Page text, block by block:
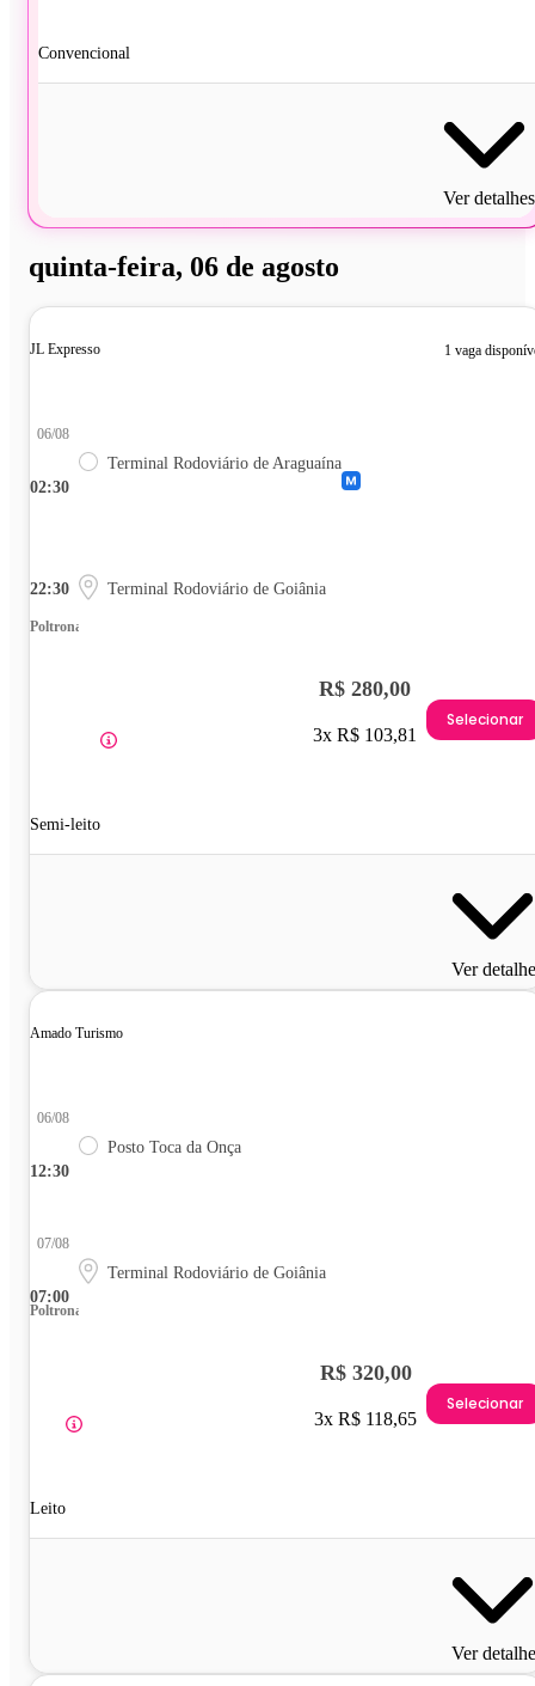
Convencional
Ver detalhes
quinta-feira, 06 de agosto
JL Expresso 1 vaga
02:30
06/08
Terminal Rodoviário de Araguaína
22:30 Terminal Rodoviário de Goiânia
Poltrona
Semi-leito
R$ 280,00
3x R$ 103,81
Selecionar
Ver
Amado Turismo
12:30
06/08
Posto Toca da Onça
07:00
07/08
Terminal Rodoviário de Goiânia
Poltrona
Leito
R$ 320,00
3x R$ 118,65
Selecionar
Ver